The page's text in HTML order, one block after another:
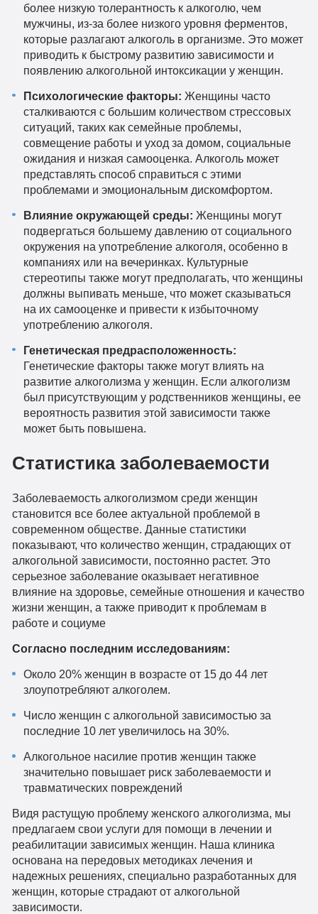
более низкую толерантность к алкоголю, чем
мужчины, из-за более низкого уровня ферментов,
которые разлагают алкоголь в организме. Это может
приводить к быстрому развитию зависимости и
появлению алкогольной интоксикации у женщин.
Психологические факторы: Женщины часто
сталкиваются с большим количеством стрессовых
ситуаций, таких как семейные проблемы,
совмещение работы и уход за домом, социальные
ожидания и низкая самооценка. Алкоголь может
представлять способ справиться с этими
проблемами и эмоциональным дискомфортом.
Влияние окружающей среды: Женщины могут
подвергаться большему давлению от социального
окружения на употребление алкоголя, особенно в
компаниях или на вечеринках. Культурные
стереотипы также могут предполагать, что женщины
должны выпивать меньше, что может сказываться
на их самооценке и привести к избыточному
употреблению алкоголя.
Генетическая предрасположенность:
Генетические факторы также могут влиять на
развитие алкоголизма у женщин. Если алкоголизм
был присутствующим у родственников женщины, ее
вероятность развития этой зависимости также
может быть повышена.
Статистика заболеваемости
Заболеваемость алкоголизмом среди женщин
становится все более актуальной проблемой в
современном обществе. Данные статистики
показывают, что количество женщин, страдающих от
алкогольной зависимости, постоянно растет. Это
серьезное заболевание оказывает негативное
влияние на здоровье, семейные отношения и качество
жизни женщин, а также приводит к проблемам в
работе и социуме
Согласно последним исследованиям:
Около 20% женщин в возрасте от 15 до 44 лет
злоупотребляют алкоголем.
Число женщин с алкогольной зависимостью за
последние 10 лет увеличилось на 30%.
Алкогольное насилие против женщин также
значительно повышает риск заболеваемости и
травматических повреждений
Видя растущую проблему женского алкоголизма, мы
предлагаем свои услуги для помощи в лечении и
реабилитации зависимых женщин. Наша клиника
основана на передовых методиках лечения и
надежных решениях, специально разработанных для
женщин, которые страдают от алкогольной
зависимости.